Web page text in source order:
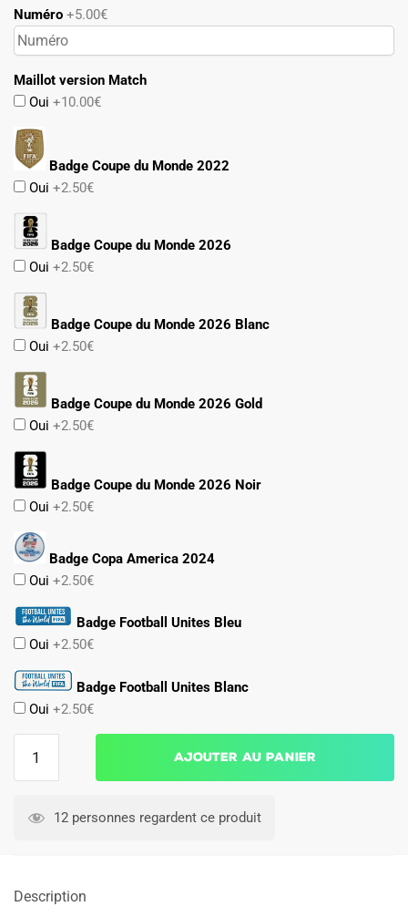
Numéro +5.00€
Maillot version Match
Oui +10.00€
Badge Coupe du Monde 2022
Oui +2.50€
Badge Coupe du Monde 2026
Oui +2.50€
Badge Coupe du Monde 2026 Blanc
Oui +2.50€
Badge Coupe du Monde 2026 Gold
Oui +2.50€
Badge Coupe du Monde 2026 Noir
Oui +2.50€
Badge Copa America 2024
Oui +2.50€
Badge Football Unites Bleu
Oui +2.50€
Badge Football Unites Blanc
Oui +2.50€
ARGENTINE
2021
Ajouter au panier
12 personnes regardent ce produit
Description